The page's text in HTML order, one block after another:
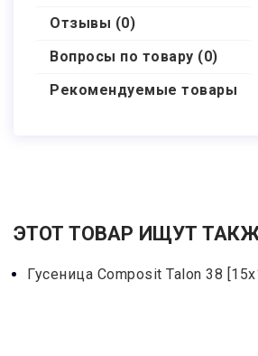
Отзывы (0)
Вопросы по товару (0)
Рекомендуемые товары
ЭТОТ ТОВАР ИЩУТ
Гусеница Сomposit Talon 38